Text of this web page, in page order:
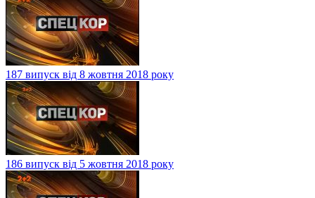
187 випуск від 8 жовтня 2018 року
186 випуск від 5 жовтня 2018 року